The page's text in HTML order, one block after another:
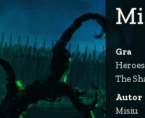
Gra
The
Autor
Misiu